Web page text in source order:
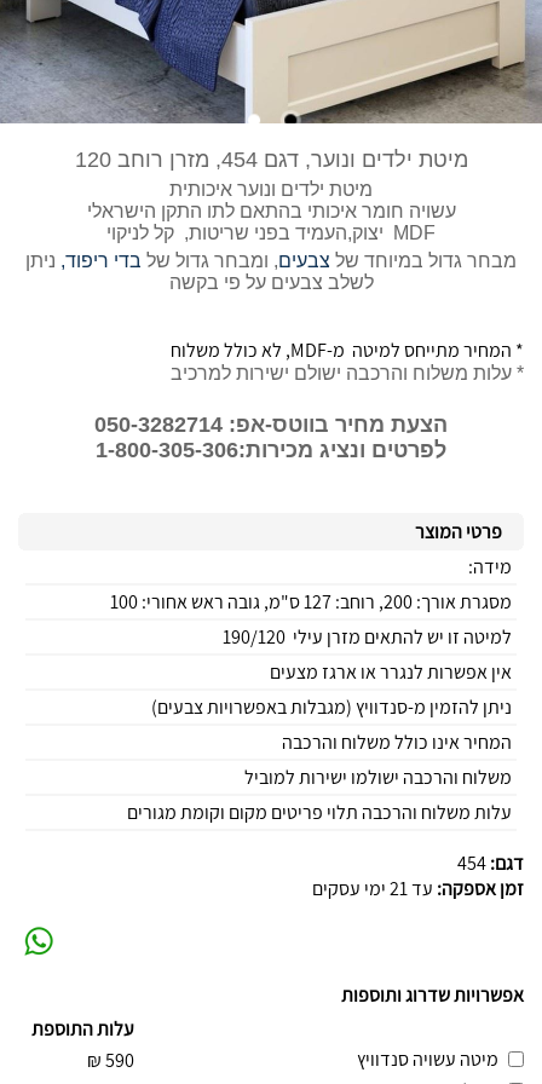
מיטת ילדים ונוער, דגם 454, מזרן רוחב 120
מיטת ילדים ונוער איכותית
עשויה חומר איכותי בהתאם לתו התקן הישראלי
MDF יצוק,העמיד בפני שריטות, קל לניקוי
מבחר גדול במיוחד של צבעים, ומבחר גדול של בדי ריפוד, ניתן
לשלב צבעים על פי בקשה
* המחיר מתייחס למיטה מ-MDF, לא כולל משלוח
* עלות משלוח והרכבה ישולם ישירות למרכיב
הצעת מחיר בווטס-אפ: 050-3282714
לפרטים ונציג מכירות:1-800-305-306
פרטי המוצר
מידה:
מסגרת אורך: 200, רוחב: 127 ס"מ, גובה ראש אחורי: 100
למיטה זו יש להתאים מזרן עילי 190/120
אין אפשרות לנגרר או ארגז מצעים
ניתן להזמין מ-סנדוויץ (מגבלות באפשרויות צבעים)
המחיר אינו כולל משלוח והרכבה
משלוח והרכבה ישולמו ישירות למוביל
עלות משלוח והרכבה תלוי פריטים מקום וקומת מגורים
דגם:454
זמן אספקה: עד 21 ימי עסקים
אפשרויות שדרוג ותוספות
עלות התוספת
מיטה עשויה סנדוויץ
590
₪